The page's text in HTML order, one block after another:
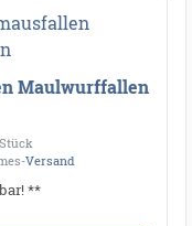
Maulwurffallen
Versand
**